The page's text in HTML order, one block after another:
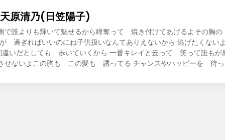
原清乃(日笠陽子)
で誰よりも輝いて魅せるから瞳奪って 焼き付けてあげるよその
過ぎればいいのにね子供扱いなんてありえないから 逃げたくない
いだとしても 歩いていくから 一番キレイと云って 笑って誰も
せないよこの胸も この髪も 誘ってる チャンスやハッピーを 待